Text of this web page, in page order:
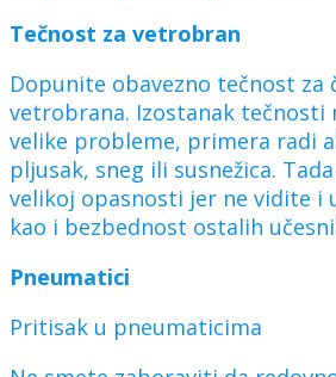
Tečnost za vetrobran
Dopunite obavezno tečnost za
vetrobrana. Izostanak tečnosti
velike probleme, primera radi
pljusak, sneg ili susnežica.
velikoj opasnosti jer ne vidite i
kao i bezbednost ostalih
Pneumatici
Pritisak u pneumaticima